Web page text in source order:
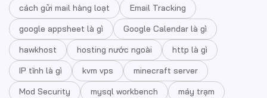
cách gửi mail hàng loạt
Email Tracking
google appsheet là gì
Google Calendar là gì
hawkhost
hosting nước ngoài
http là gì
IP tĩnh là gì
kvm vps
minecraft server
Mod Security
mysql workbench
máy trạm